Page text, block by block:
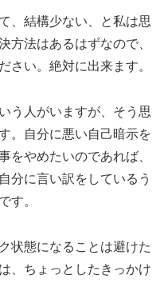
、結構少ない、と私は思
方法はあるはずなので、
さい。絶対に出来ます。
う人がいますが、そう思
。自分に悪い自己暗示を
をやめたいのであれば、
分に言い訳をしているう
す。
状態になることは避けた
、ちょっとしたきっかけ